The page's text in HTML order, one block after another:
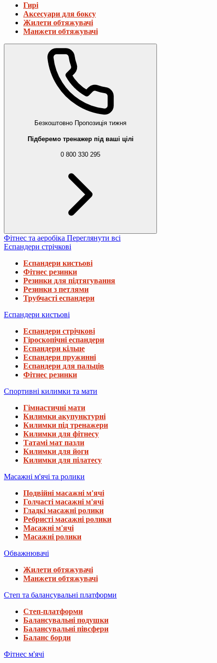
Гирі
Аксесуари для боксу
Жилети обтяжувачі
Манжети обтяжувачі
Безкоштовно Пропозиція тижня
Підберемо тренажер під ваші цілі
0 800 330 295
Фітнес та аеробіка Переглянути всі
Еспандери стрічкові
Еспандери кистьові
Фітнес резинки
Резинки для підтягування
Резинки з петлями
Трубчасті еспандери
Еспандери кистьові
Еспандери стрічкові
Гіроскопічні еспандери
Еспандери кільце
Еспандери пружинні
Еспандери для пальців
Фітнес резинки
Спортивні килимки та мати
Гімнастичні мати
Килимки акупунктурні
Килимки під тренажери
Килимки для фітнесу
Татамі мат пазли
Килимки для йоги
Килимки для пілатесу
Масажні м'ячі та ролики
Подвійні масажні м'ячі
Голчасті масажні м'ячі
Гладкі масажні ролики
Ребристі масажні ролики
Масажні м'ячі
Масажні ролики
Обважнювачі
Жилети обтяжувачі
Манжети обтяжувачі
Степ та балансувальні платформи
Степ-платформи
Балансувальні подушки
Балансувальні півсфери
Баланс борди
Фітнес м'ячі